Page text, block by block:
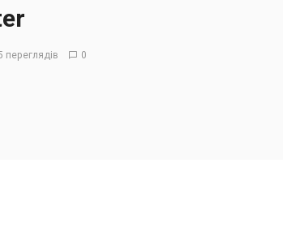
переглядів 0